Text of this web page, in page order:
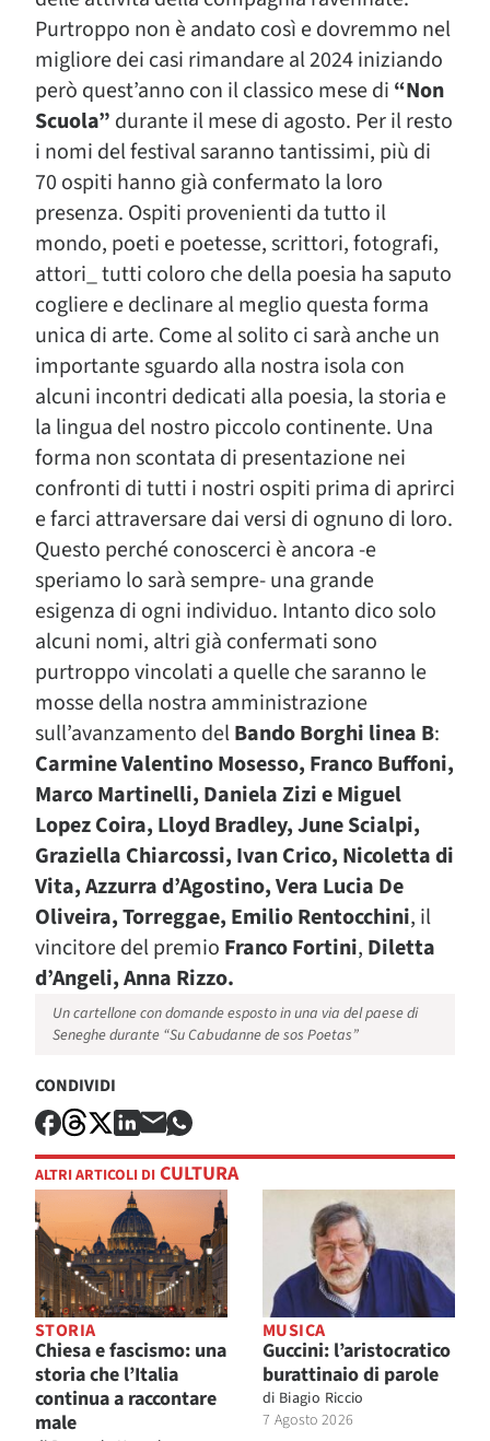
Purtroppo non è andato così e dovremmo nel
migliore dei casi rimandare al 2024 iniziando
però quest’anno con il classico mese di “Non
Scuola” durante il mese di agosto. Per il resto
i nomi del festival saranno tantissimi, più di
70 ospiti hanno già confermato la loro
presenza. Ospiti provenienti da tutto il
mondo, poeti e poetesse, scrittori, fotografi,
attori_ tutti coloro che della poesia ha saputo
cogliere e declinare al meglio questa forma
unica di arte. Come al solito ci sarà anche un
importante sguardo alla nostra isola con
alcuni incontri dedicati alla poesia, la storia e
la lingua del nostro piccolo continente. Una
forma non scontata di presentazione nei
confronti di tutti i nostri ospiti prima di aprirci
e farci attraversare dai versi di ognuno di loro.
Questo perché conoscerci è ancora -e
speriamo lo sarà sempre- una grande
esigenza di ogni individuo. Intanto dico solo
alcuni nomi, altri già confermati sono
purtroppo vincolati a quelle che saranno le
mosse della nostra amministrazione
sull’avanzamento delBando Borghi linea B:
Carmine Valentino Mosesso, Franco Buffoni,
Marco Martinelli, Daniela Zizi e Miguel
Lopez Coira, Lloyd Bradley, June Scialpi,
Graziella Chiarcossi, Ivan Crico, Nicoletta di
Vita, Azzurra d’Agostino, Vera Lucia De
Oliveira, Torreggae, Emilio Rentocchini, il
vincitore del premio Franco Fortini, Diletta
d’Angeli, Anna Rizzo.
Un cartellone con domande esposto in una via del paese di
Seneghe durante “Su Cabudanne de sos Poetas”
CONDIVIDI
ALTRI ARTICOLI DI CULTURA
STORIA
Chiesa e fascismo: una
storia che l’Italia
continua a raccontare
male
MUSICA
Guccini: l’aristocratico
burattinaio di parole
di Biagio Riccio
7 Agosto 2026